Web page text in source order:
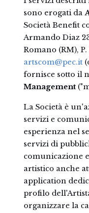
sono erogati da
Società Benefit
Armando Diaz
Romano (RM), P.
artscom@pec.it
fornisce sotto il
Management
La Società è
servizi e
esperienza nel
servizi di
comunicazione
artistico anche
application
profilo
organizzare la